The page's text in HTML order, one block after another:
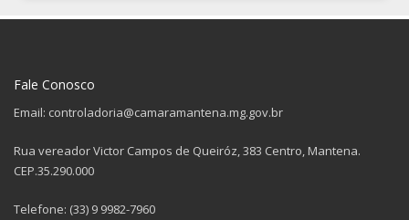
Fale Conosco
Email: controladoria@camaramantena.mg.gov.br
Rua vereador Victor Campos de Queiróz, 383 Centro, Mantena.
CEP.35.290.000
Telefone: (33) 9 9982-7960